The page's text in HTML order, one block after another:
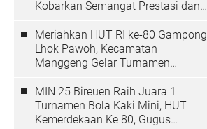
Kobarkan Semangat Prestasi dan
Meriahkan HUT RI ke-80 Gampong
Lhok Pawoh, Kecamatan
Manggeng Gelar Turnamen
MIN 25 Bireuen Raih Juara 1
Turnamen Bola Kaki Mini, HUT
Kemerdekaan Ke 80, Gugus